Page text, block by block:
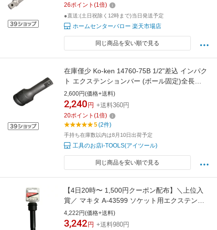
26ポイント (1倍)
●直送:(土日祝除く12時まで)当日発送予定
ホームセンターバロー 楽天市場店
同じ商品を安い順で見る
在庫僅少 Ko-ken 14760-75B 1/2"差込 インパク
ト エクステンションバー (ボール固定)全長
75mm コーケン/山下工研
2,600円(価格+送料)
2,240 円 +送料360円
20ポイント (1倍)
5(2件)
手持ち在庫数以内は8月10日出荷予定
工具のお店i-TOOLS(アイツール)
同じ商品を安い順で見る
【4日20時〜 1,500円クーポン配布】＼上位入
賞／ マキタ A-43599 ソケット用エクステンシ
ョンバー 全長100mm 差込角12.7mm (ピン、O
リング付) ◆
4,222円(価格+送料)
3,242 円 +送料980円